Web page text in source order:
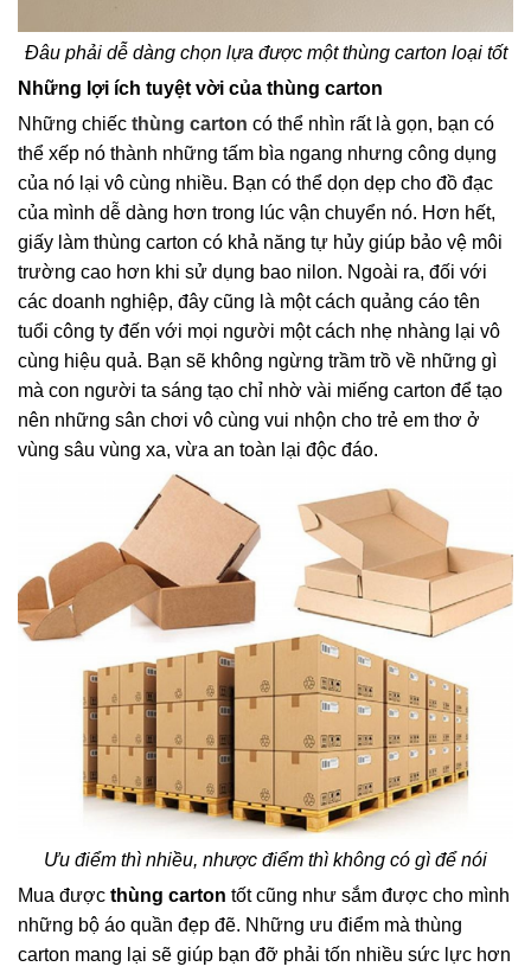
Đâu phải dễ dàng chọn lựa được một thùng carton loại tốt
Những lợi ích tuyệt vời của thùng carton
Những chiếc thùng carton có thể nhìn rất là gọn, bạn có
thể xếp nó thành những tấm bìa ngang nhưng công dụng
của nó lại vô cùng nhiều. Bạn có thể dọn dẹp cho đồ đạc
của mình dễ dàng hơn trong lúc vận chuyển nó. Hơn hết,
giấy làm thùng carton có khả năng tự hủy giúp bảo vệ môi
trường cao hơn khi sử dụng bao nilon. Ngoài ra, đối với
các doanh nghiệp, đây cũng là một cách quảng cáo tên
tuổi công ty đến với mọi người một cách nhẹ nhàng lại vô
cùng hiệu quả. Bạn sẽ không ngừng trầm trồ về những gì
mà con người ta sáng tạo chỉ nhờ vài miếng carton để tạo
nên những sân chơi vô cùng vui nhộn cho trẻ em thơ ở
vùng sâu vùng xa, vừa an toàn lại độc đáo.
Ưu điểm thì nhiều, nhược điểm thì không có gì để nói
Mua được thùng carton tốt cũng như sắm được cho mình
những bộ áo quần đẹp đẽ. Những ưu điểm mà thùng
carton mang lại sẽ giúp bạn đỡ phải tốn nhiều sức lực hơn